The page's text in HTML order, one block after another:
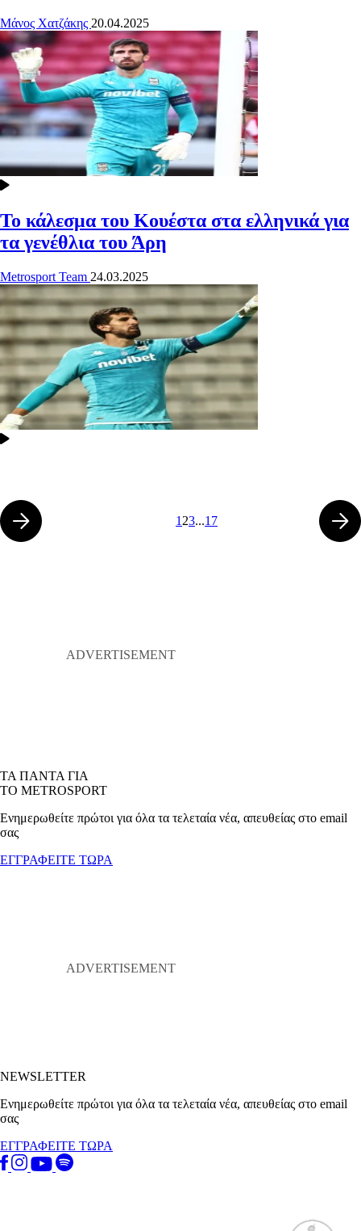
Μάνος Χατζάκης 20.04.2025
Το κάλεσμα του Κουέστα στα ελληνικά για
τα γενέθλια του Άρη
Metrosport Team 24.03.2025
1 23...17
ΤΑ ΠΑΝΤΑ ΓΙΑ
ΤΟ METROSPORT
Ενημερωθείτε πρώτοι για όλα τα τελεταία νέα, απευθείας στο email
σας
ΕΓΓΡΑΦΕΙΤΕ ΤΩΡΑ
NEWSLETTER
Ενημερωθείτε πρώτοι για όλα τα τελεταία νέα, απευθείας στο email
σας
ΕΓΓΡΑΦΕΙΤΕ ΤΩΡΑ